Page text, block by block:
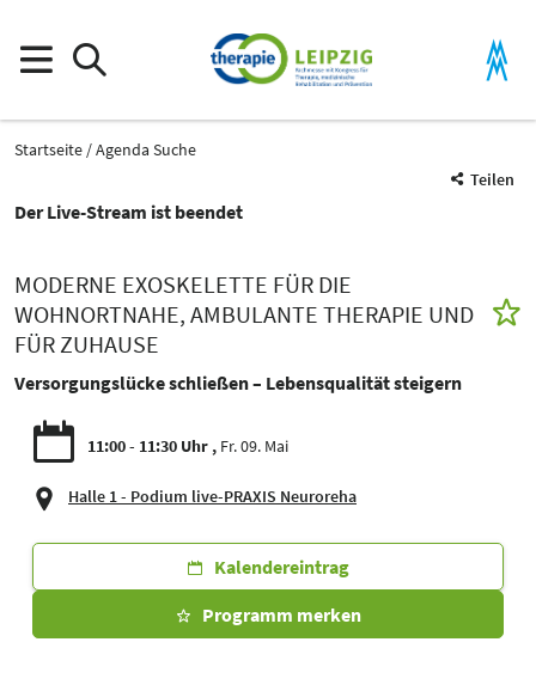
Startseite
Agenda Suche
Teilen
Der Live-Stream ist beendet
MODERNE EXOSKELETTE FÜR DIE
WOHNORTNAHE, AMBULANTE THERAPIE UND
FÜR ZUHAUSE
Versorgungslücke schließen – Lebensqualität steigern
11:00 - 11:30 Uhr Fr. 09. Mai
Halle 1 - Podium live-PRAXIS Neuroreha
Kalendereintrag
Programm merken